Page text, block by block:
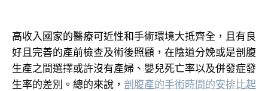
高收入國家的醫療可近性和手術環境大抵齊全，且有良
好且完善的產前檢查及術後照顧，在陰道分娩或是剖腹
生產之間選擇或許沒有產婦、嬰兒死亡率以及併發症發
生率的差別。總的來說， 剖腹產的手術時間的安排比起